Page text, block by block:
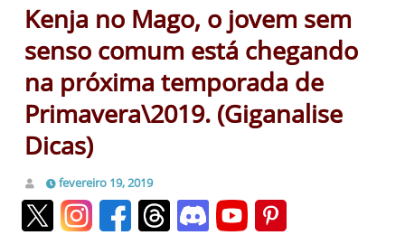
Kenja no Mago, o jovem sem
senso comum está chegando
na próxima temporada de
Primavera\2019. (Giganalise
Dicas)
fevereiro 19, 2019